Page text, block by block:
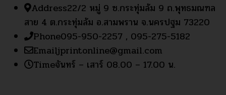
Address22/2 หมู่ 9 ซ.กระทุ่มล้ม 9 ถ.พุทธมณฑล
สาย 4 ต.กระทุ่มล้ม อ.สามพราน จ.นครปฐม 73220
Phone095-950-2257 , 095-275-5182
Emailjprintonline@gmail.com
Timeจันทร์ – เสาร์ 08.00 – 17.00 น.